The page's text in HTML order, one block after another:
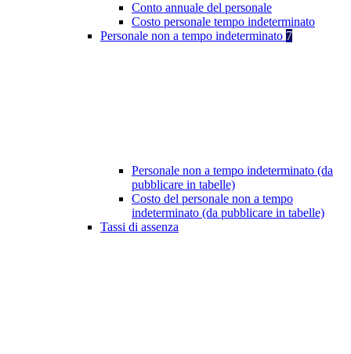
Conto annuale del personale
Costo personale tempo indeterminato
Personale non a tempo indeterminato 7
Personale non a tempo indeterminato (da
pubblicare in tabelle)
Costo del personale non a tempo
indeterminato (da pubblicare in tabelle)
Tassi di assenza